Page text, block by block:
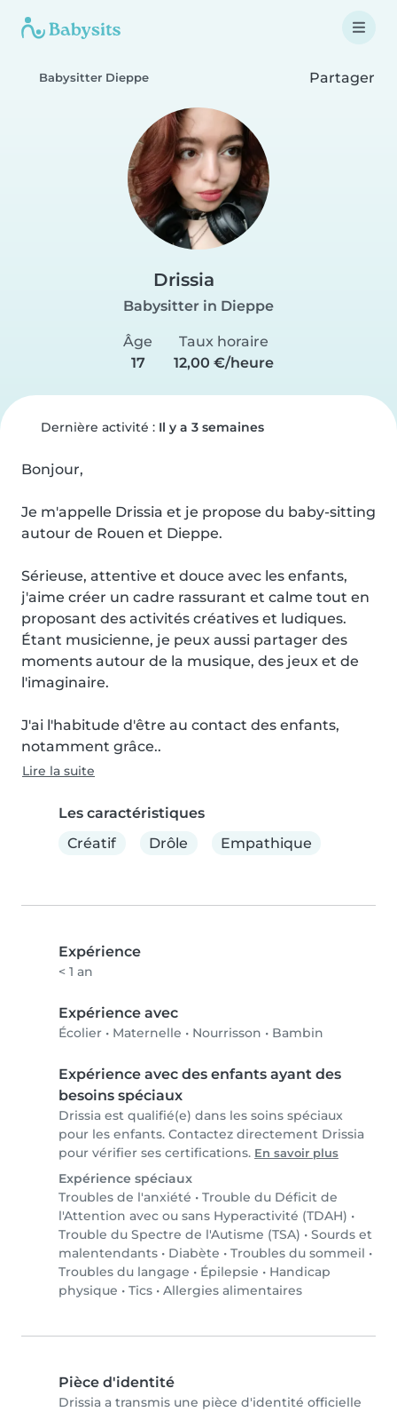
Babysitter Dieppe Partager
Drissia
Babysitter in Dieppe
Âge
17
Taux horaire
12,00 €/heure
Dernière activité : Il y a 3 semaines
Bonjour,
Je m'appelle Drissia et je propose du baby-sitting
autour de Rouen et Dieppe.
Sérieuse, attentive et douce avec les enfants,
j'aime créer un cadre rassurant et calme tout en
proposant des activités créatives et ludiques.
Étant musicienne, je peux aussi partager des
moments autour de la musique, des jeux et de
l'imaginaire.
J'ai l'habitude d'être au contact des enfants,
notamment grâce..
Lire la suite
Les caractéristiques
Créatif
Drôle Empathique
Expérience
< 1 an
Expérience avec
Écolier • Maternelle • Nourrisson • Bambin
Expérience avec des enfants ayant des
besoins spéciaux
Drissia est qualifié(e) dans les soins spéciaux
pour les enfants. Contactez directement Drissia
pour vérifier ses certifications. En savoir plus
Expérience spéciaux
Troubles de l'anxiété • Trouble du Déficit de
l'Attention avec ou sans Hyperactivité (TDAH) •
Trouble du Spectre de l'Autisme (TSA) • Sourds et
malentendants • Diabète • Troubles du sommeil •
Troubles du langage • Épilepsie • Handicap
physique • Tics • Allergies alimentaires
Pièce d'identité
Drissia a transmis une pièce d'identité officielle